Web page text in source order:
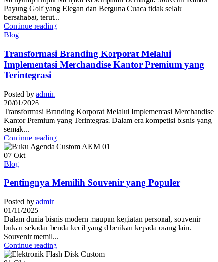
Payung Golf yang Elegan dan Berguna Cuaca tidak selalu
bersahabat, terut...
Continue reading
Blog
Transformasi Branding Korporat Melalui
Implementasi Merchandise Kantor Premium yang
Terintegrasi
Posted by admin
20/01/2026
Transformasi Branding Korporat Melalui Implementasi Merchandise
Kantor Premium yang Terintegrasi Dalam era kompetisi bisnis yang
semak...
Continue reading
07 Okt
Blog
Pentingnya Memilih Souvenir yang Populer
Posted by admin
01/11/2025
Dalam dunia bisnis modern maupun kegiatan personal, souvenir
bukan sekadar benda kecil yang diberikan kepada orang lain.
Souvenir memil...
Continue reading